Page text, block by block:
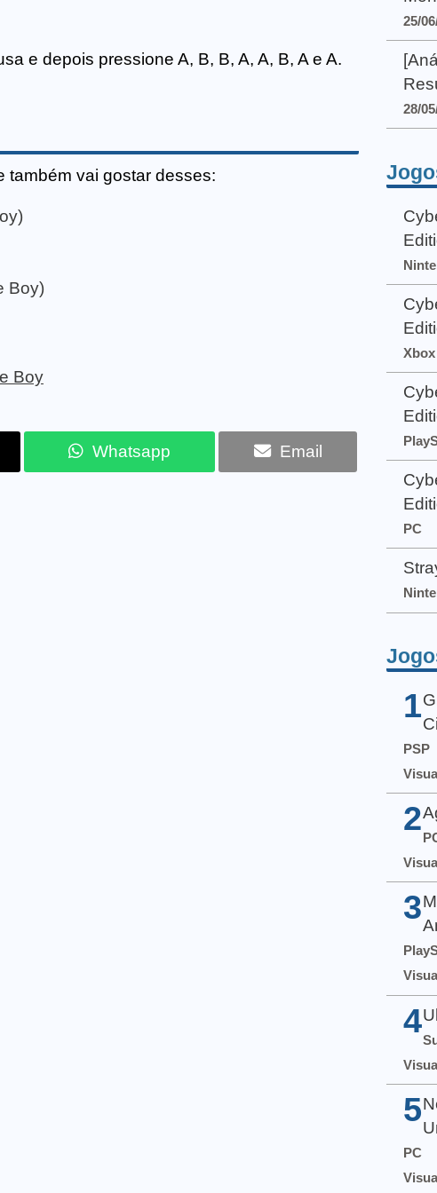
e depois pressione A, B, B, A, A, B, A e A.
também vai gostar desses:
Boy)
Boy
Whatsapp Email
25/
28/
PC
1
PSP
2
3
4
5
PC